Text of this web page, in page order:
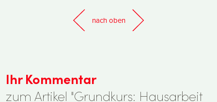
nach oben
Ihr Kommentar
zum Artikel "Grundkurs: Hausarbeit